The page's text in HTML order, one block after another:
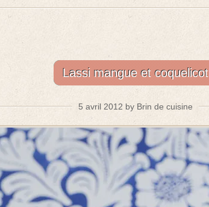
Lassi mangue et coquelicot
5 avril 2012 by Brin de cuisine